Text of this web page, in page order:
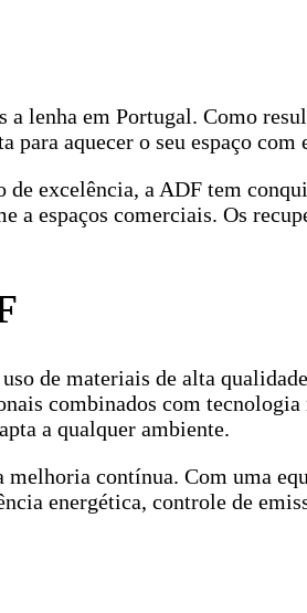
a lenha em Portugal. Como
aquecer o seu espaço
excelência, a ADF tem
espaços comerciais. Os
de materiais de alta
combinados com
a qualquer ambiente.
contínua. Com uma
energética, controle de